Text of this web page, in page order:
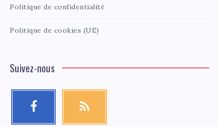
Politique de confidentialité
Politique de cookies (UE)
Suivez-nous